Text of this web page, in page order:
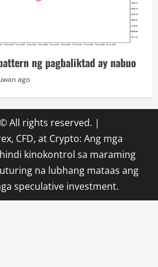
ng pagbaliktad ay nabuo
ago
All rights reserved. |
CFD, at Crypto: Ang mga
kinokontrol sa maraming
na lubhang mataas ang
speculative investment.